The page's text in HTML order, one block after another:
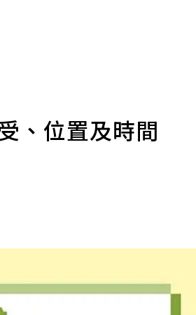
、位置及時間